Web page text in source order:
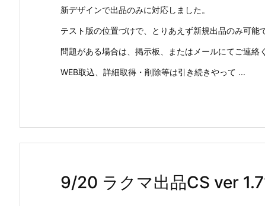
新デザインで出品のみに対応しました。
テスト版の位置づけで、とりあえず新規出品のみ可能
問題がある場合は、掲示板、またはメールにてご連絡
WEB取込、詳細取得・削除等は引き続きやって ...
9/20 ラクマ出品CS ver